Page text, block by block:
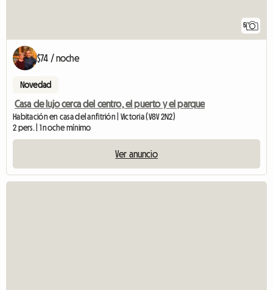
5
$74 / noche
Novedad
Casa de lujo cerca del centro, el puerto y el parque
Habitación en casa del anfitrión | Victoria (V8V 2N2)
2 pers. | 1 noche mínimo
Ver anuncio